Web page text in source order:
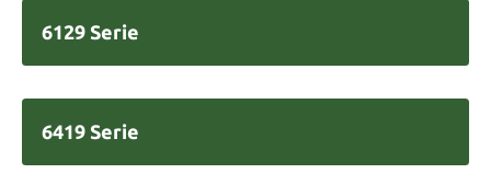
6129 Serie
6419 Serie